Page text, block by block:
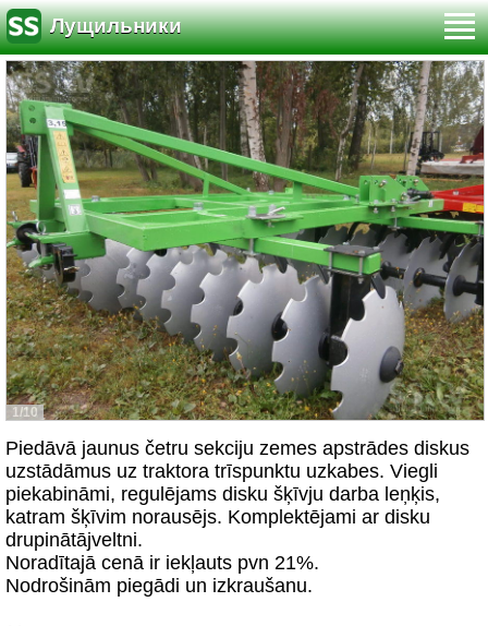
Лущильники
1/10
Piedāvā jaunus četru sekciju zemes apstrādes diskus
uzstādāmus uz traktora trīspunktu uzkabes. Viegli
piekabināmi, regulējams disku šķīvju darba leņķis,
katram šķīvim norausējs. Komplektējami ar disku
drupinātājveltni.
Noradītajā cenā ir iekļauts pvn 21%.
Nodrošinām piegādi un izkraušanu.